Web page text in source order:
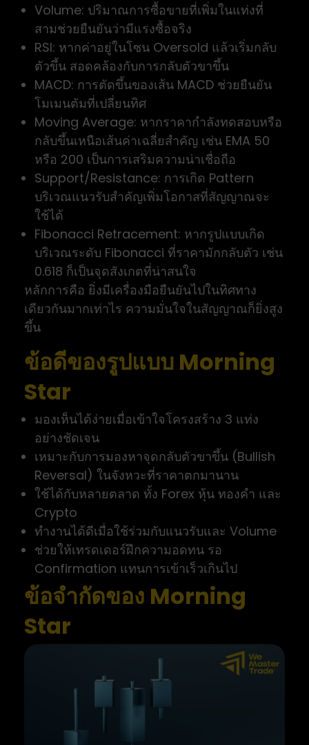
Volume: ปริมาณการซื้อขายที่เพิ่มในแท่งที่
สามช่วยยืนยันว่ามีแรงซื้อจริง
RSI: หากค่าอยู่ในโซน Oversold แล้วเริ่มกลับ
ตัวขึ้น สอดคล้องกับการกลับตัวขาขึ้น
MACD: การตัดขึ้นของเส้น MACD ช่วยยืนยัน
โมเมนตัมที่เปลี่ยนทิศ
Moving Average: หากราคากำลังทดสอบหรือ
กลับขึ้นเหนือเส้นค่าเฉลี่ยสำคัญ เช่น EMA 50
หรือ 200 เป็นการเสริมความน่าเชื่อถือ
Support/Resistance: การเกิด Pattern
บริเวณแนวรับสำคัญเพิ่มโอกาสที่สัญญาณจะ
ใช้ได้
Fibonacci Retracement: หากรูปแบบเกิด
บริเวณระดับ Fibonacci ที่ราคามักกลับตัว เช่น
0.618 ก็เป็นจุดสังเกตที่น่าสนใจ
หลักการคือ ยิ่งมีเครื่องมือยืนยันไปในทิศทาง
เดียวกันมากเท่าไร ความมั่นใจในสัญญาณก็ยิ่งสูง
ขึ้น
ข้อดีของรูปแบบ Morning
Star
มองเห็นได้ง่ายเมื่อเข้าใจโครงสร้าง 3 แท่ง
อย่างชัดเจน
เหมาะกับการมองหาจุดกลับตัวขาขึ้น (Bullish
Reversal) ในจังหวะที่ราคาตกมานาน
ใช้ได้กับหลายตลาด ทั้ง Forex หุ้น ทองคำ และ
Crypto
ทำงานได้ดีเมื่อใช้ร่วมกับแนวรับและ Volume
ช่วยให้เทรดเดอร์ฝึกความอดทน รอ
Confirmation แทนการเข้าเร็วเกินไป
ข้อจำกัดของ Morning
Star